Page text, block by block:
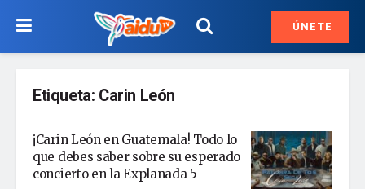
ÚNETE
Etiqueta: Carin León
¡Carin León en Guatemala! Todo lo
que debes saber sobre su esperado
concierto en la Explanada 5